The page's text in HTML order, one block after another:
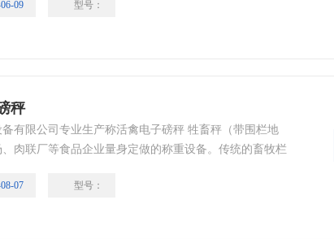
小型车辆载货称量，不适合有坑式安装使用。
09 型号：
秤
有限公司专业生产称活禽电子磅秤 牲畜秤（带围栏地
肉联厂等食品企业量身定做的称重设备。传统的畜牧栏
07 型号：